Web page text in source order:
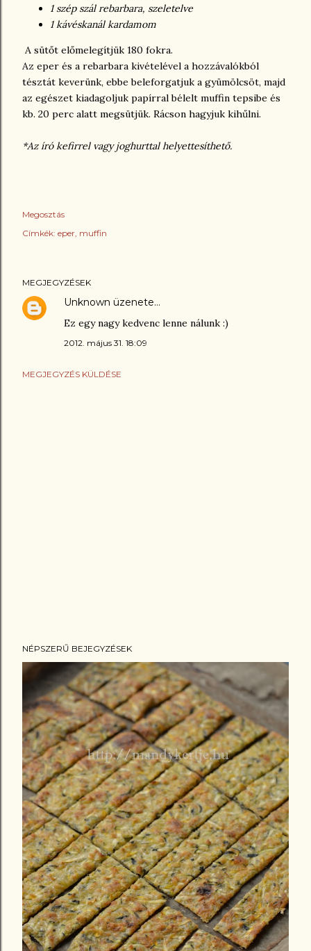
1 szép szál rebarbara, szeletelve
1 kávéskanál kardamom
A sütőt előmelegítjük 180 fokra.
Az eper és a rebarbara kivételével a hozzávalókból
tésztát keverünk, ebbe beleforgatjuk a gyümölcsöt, majd
az egészet kiadagoljuk papírral bélelt muffin tepsibe és
kb. 20 perc alatt megsütjük. Rácson hagyjuk kihűlni.
*Az író kefirrel vagy joghurttal helyettesíthető.
Megosztás
Címkék: eper muffin
MEGJEGYZÉSEK
Unknown üzenete…
Ez egy nagy kedvenc lenne nálunk :)
2012. május 31. 18:09
MEGJEGYZÉS KÜLDÉSE
NÉPSZERŰ BEJEGYZÉSEK